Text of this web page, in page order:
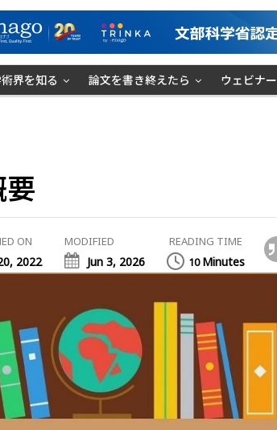
界を知る 論文を書き終えたら ウェビナー
READING TIME
10 Minutes
MODIFIED
Jun 3, 2026
ON
2022